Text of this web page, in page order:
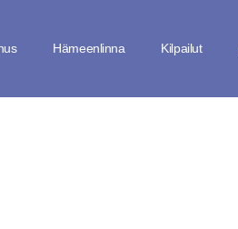
Hämeenlinna Kilpailut